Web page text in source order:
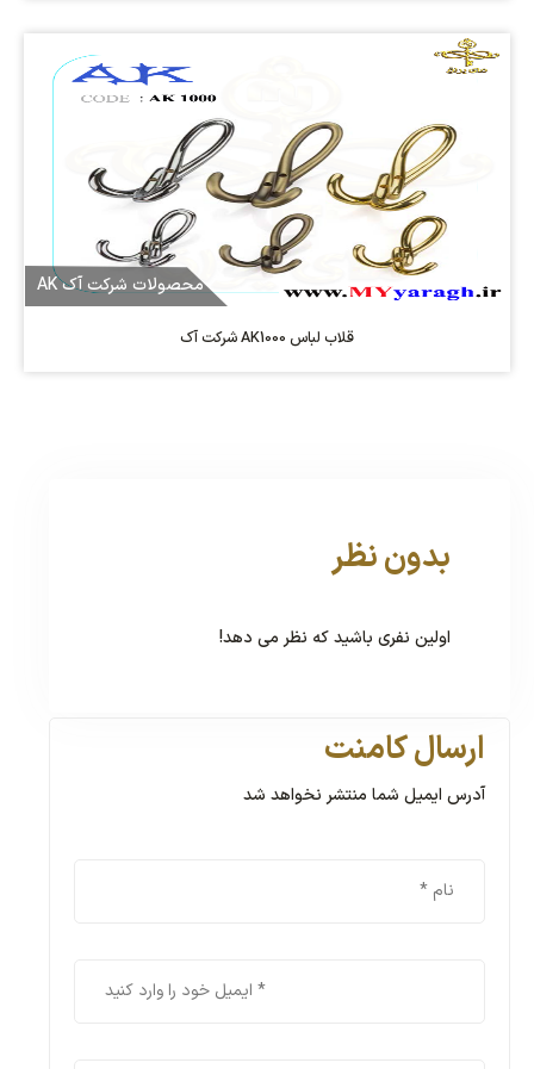
محصولات شرکت آک AK
قلاب لباس AK1000 شرکت آک
بدون نظر
اولین نفری باشید که نظر می دهد!
ارسال کامنت
آدرس ایمیل شما منتشر نخواهد شد